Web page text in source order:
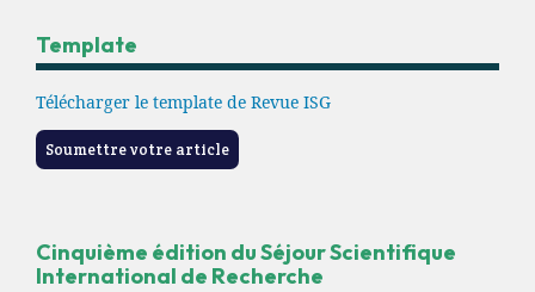
Template
Télécharger le template de Revue ISG
Soumettre votre article
Cinquième édition du Séjour Scientifique
International de Recherche